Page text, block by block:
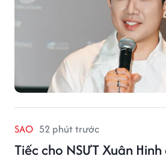
SAO 52 phút trước
Tiếc cho NSƯT Xuân